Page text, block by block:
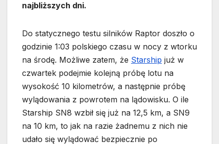
najbliższych dni.
Do statycznego testu silników Raptor doszło o
godzinie 1:03 polskiego czasu w nocy z wtorku
na środę. Możliwe zatem, że Starship już w
czwartek podejmie kolejną próbę lotu na
wysokość 10 kilometrów, a następnie próbę
wylądowania z powrotem na lądowisku. O ile
Starship SN8 wzbił się już na 12,5 km, a SN9
na 10 km, to jak na razie żadnemu z nich nie
udało się wylądować bezpiecznie po